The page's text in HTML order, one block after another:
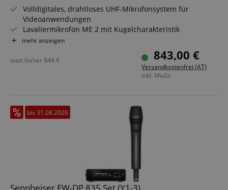
Volldigitales, drahtloses UHF-Mikrofonsystem für
Videoanwendungen
Lavaliermikrofon ME 2 mit Kugelcharakteristik
Digitaler Aufstecksender für kabelgebundene Mikrofone
Frequenzbereich Y1-3: 1785,2 - 1799,8 MHz
Außergewöhnlich geringe Latenz (1,9 ms)
Smart Assist App für Überwachung und Steuerung
mehr anzeigen
843,00 €
Versandkostenfrei (AT)
inkl. MwSt.
statt bisher844€
bis 31.08.2026